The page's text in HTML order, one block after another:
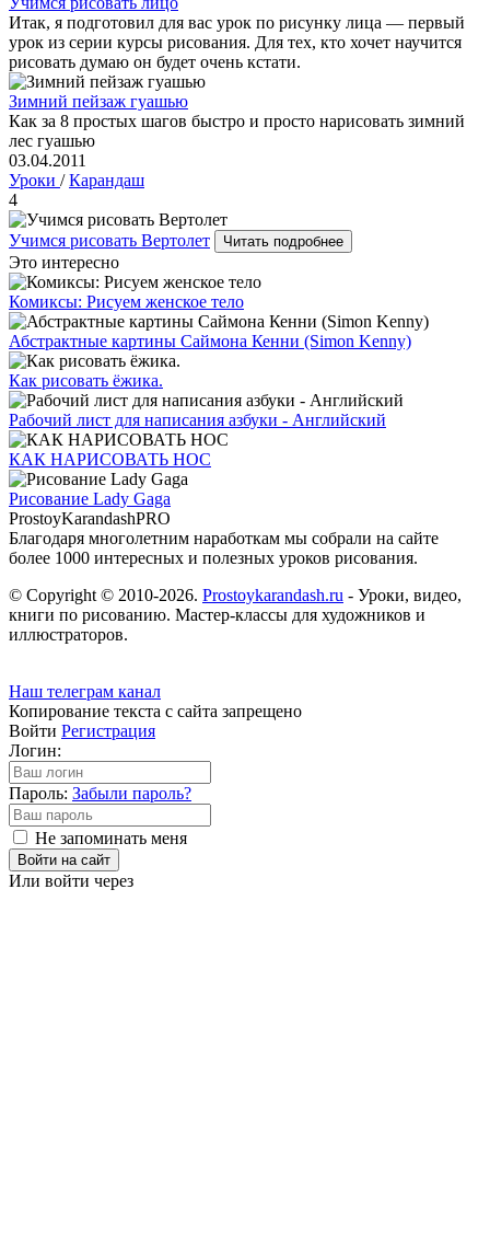
Итак, я подготовил для вас урок по рисунку лица — первый
урок из серии курсы рисования. Для тех, кто хочет научится
рисовать думаю он будет очень кстати.
Зимний пейзаж гуашью
Как за 8 простых шагов быстро и просто нарисовать зимний
лес гуашью
03.04.2011
Уроки /Карандаш
4
Учимся рисовать Вертолет Читать подробнее
Это интересно
Комиксы: Рисуем женское тело
Абстрактные картины Саймона Кенни (Simon Kenny)
Как рисовать ёжика.
Рабочий лист для написания азбуки - Английский
КАК НАРИСОВАТЬ НОС
Рисование Lady Gaga
ProstoyKarandashPRO
Благодаря многолетним наработкам мы cобрали на сайте
более 1000 интересных и полезных уроков рисования.
© Copyright © 2010-2026. Prostoykarandash.ru - Уроки, видео,
книги по рисованию. Мастер-классы для художников и
иллюстраторов.
Наш телеграм канал
Копирование текста с сайта запрещено
Войти Регистрация
Логин:
Пароль: Забыли пароль?
Не запоминать меня
Войти на сайт
Или войти через